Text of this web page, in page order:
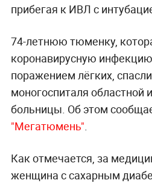
прибегая к ИВЛ с
74-летнюю тюменку,
коронавирусную
поражением лёгких,
моногоспиталя областной
больницы. Об этом
"Мегатюмень"
Как отмечается, за
женщина с сахарным